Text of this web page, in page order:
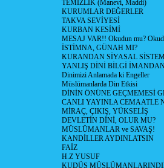
TEMİZLİK (Manevi, Maddi)
KURUMLAR DEĞERLER
TAKVA SEVİYESİ
KURBAN KESİMİ
MESAJ VAR!! Okudun mu?
İSTİMNA, GÜNAH MI?
KURANDAN SİYASAL
YANLIŞ DİNİ BİLGİ
Dinimizi Anlamada ki Engeller
Müslümanlarda Din Etkisi
DİNİN ÖNÜNE GEÇMEMESİ
CANLI YAYINLA CEMAATLE
MİRAÇ, ÇIKIŞ, YÜKSELİŞ
DEVLETİN DİNİ, OLUR MU?
MÜSLÜMANLAR ve SAVAŞ!
KANDİLLER AYDINLATSIN
FAİZ
H.Z YUSUF
KUDÜS